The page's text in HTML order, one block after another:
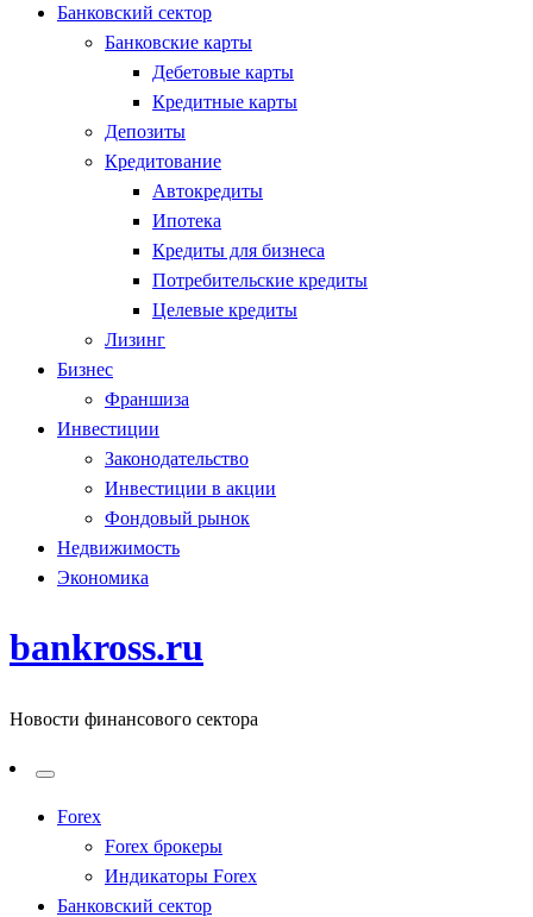
Банковский сектор
Банковские карты
Дебетовые карты
Кредитные карты
Депозиты
Кредитование
Автокредиты
Ипотека
Кредиты для бизнеса
Потребительские кредиты
Целевые кредиты
Лизинг
Бизнес
Франшиза
Инвестиции
Законодательство
Инвестиции в акции
Фондовый рынок
Недвижимость
Экономика
bankross.ru
Новости финансового сектора
Forex
Forex брокеры
Индикаторы Forex
Банковский сектор